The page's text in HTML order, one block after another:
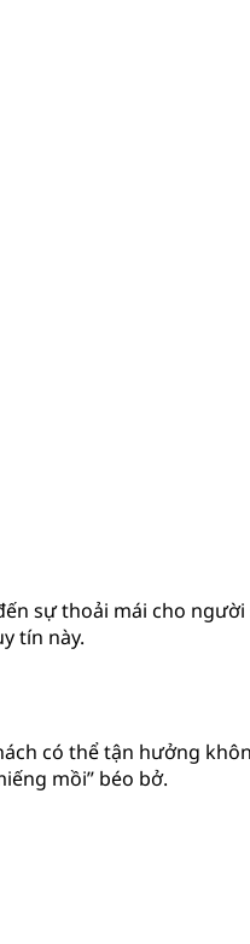
sự thoải mái cho
tín này.
có thể tận hưởng
mồi” béo bở.